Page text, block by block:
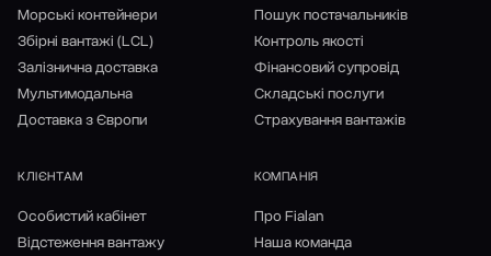
Морські контейнери
Збірні вантажі (LCL)
Залізнична доставка
Мультимодальна
Доставка з Європи
Пошук постачальників
Контроль якості
Фінансовий супровід
Складські послуги
Страхування вантажів
КЛІЄНТАМ
Особистий кабінет
Відстеження вантажу
КОМПАНІЯ
Про Fialan
Наша команда